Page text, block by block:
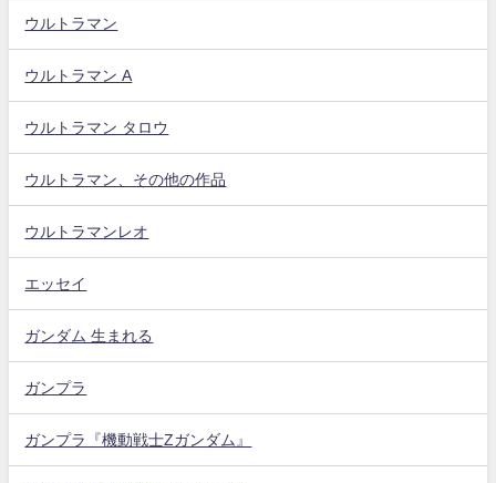
ウルトラマン
ウルトラマン A
ウルトラマン タロウ
ウルトラマン、その他の作品
ウルトラマンレオ
エッセイ
ガンダム 生まれる
ガンプラ
ガンプラ『機動戦士Zガンダム』